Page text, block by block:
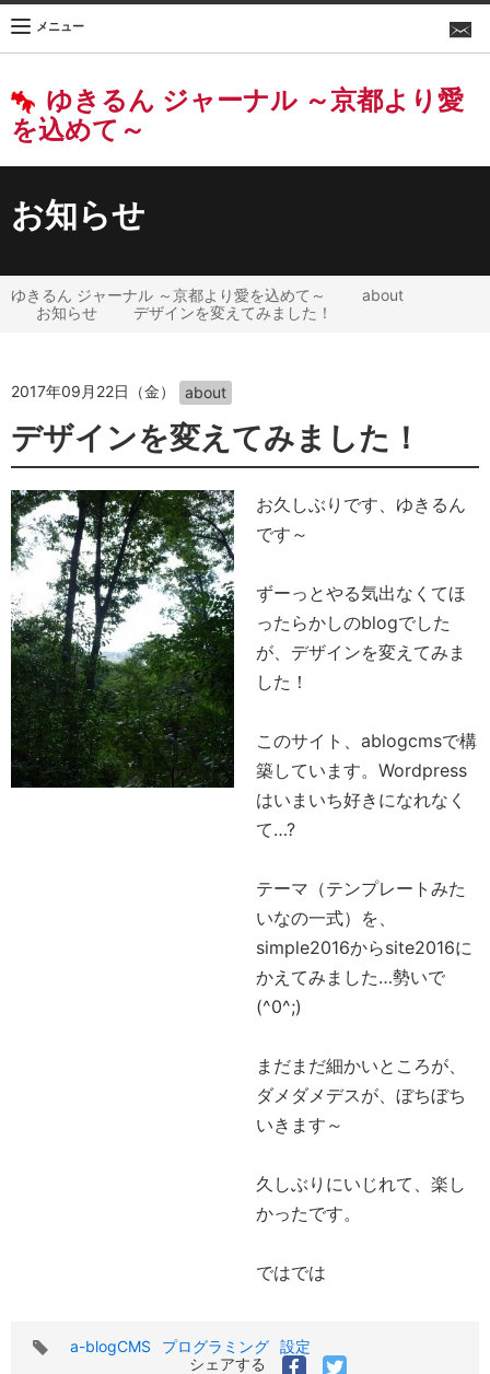
ゆきるん ジャーナル ～京都より愛
を込めて～
メニュー
お知らせ
ゆきるん ジャーナル ～京都より愛を込めて～
about
お知らせ
デザインを変えてみました！
2017年09月22日（金） about
デザインを変えてみました！
お久しぶりです、ゆきるん
です～
ずーっとやる気出なくてほ
ったらかしのblogでした
が、デザインを変えてみま
した！
このサイト、ablogcmsで構
築しています。Wordpress
はいまいち好きになれなく
て…?
テーマ（テンプレートみた
いなの一式）を、
simple2016からsite2016に
かえてみました…勢いで
(^0^;)
まだまだ細かいところが、
ダメダメデスが、ぼちぼち
いきます～
久しぶりにいじれて、楽し
かったです。
ではでは
タ
a-blogCMS プログラミング 設定
シェアする